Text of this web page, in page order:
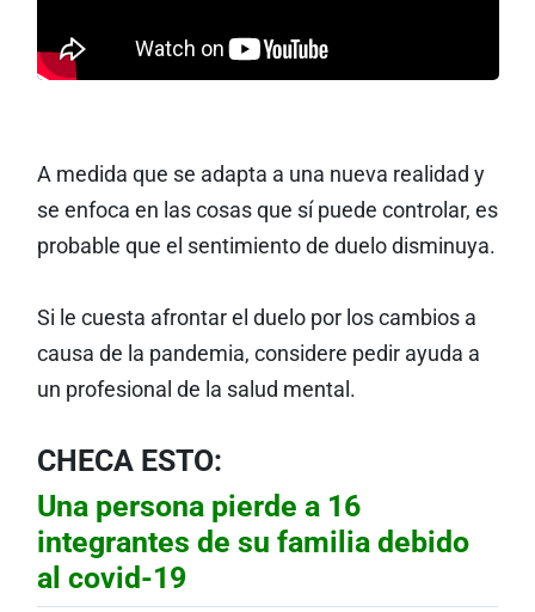
A medida que se adapta a una nueva realidad y
se enfoca en las cosas que sí puede controlar, es
probable que el sentimiento de duelo disminuya.
Si le cuesta afrontar el duelo por los cambios a
causa de la pandemia, considere pedir ayuda a
un profesional de la salud mental.
CHECA ESTO:
Una persona pierde a 16
integrantes de su familia debido
al covid-19